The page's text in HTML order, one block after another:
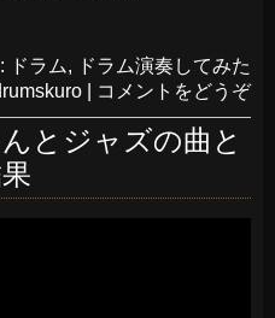
ドラム, ドラム演奏してみた
コメントをどうぞ
とジャズの曲と